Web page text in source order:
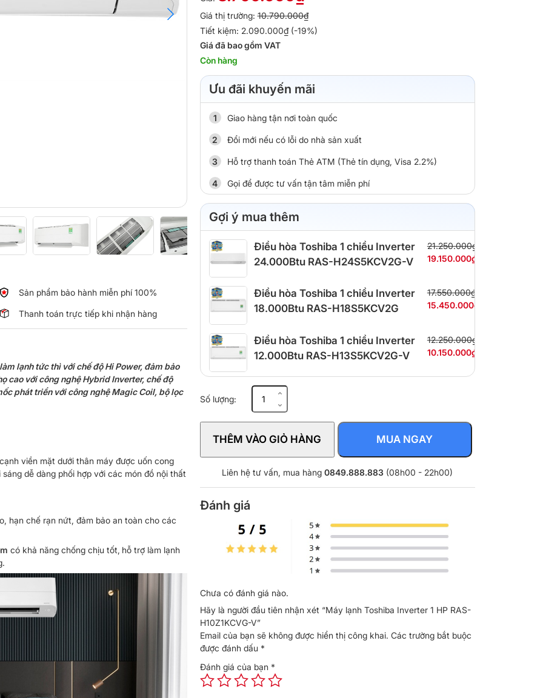
Sản phẩm bảo hành miễn phí 100%
Thanh toán trực tiếp khi nhận hàng
lạnh tức thì với chế độ Hi Power, đảm bảo
cao với công nghệ Hybrid Inverter, chế độ
phát triển với công nghệ Magic Coil, bộ lọc
viền mặt dưới thân máy được uốn cong
dễ dàng phối hợp với các món đồ nội thất
hạn chế rạn nứt, đảm bảo an toàn cho các
có khả năng chống chịu tốt, hỗ trợ làm lạnh
Giá thị trường:10.790.000₫
Tiết kiệm: 2.090.000₫ (-19%)
Giá đã bao gồm VAT
Còn hàng
Ưu đãi khuyến mãi
Giao hàng tận nơi toàn quốc
Đổi mới nếu có lỗi do nhà sản xuất
Hỗ trợ thanh toán Thẻ ATM (Thẻ tín dụng, Visa 2.2%)
Gọi để được tư vấn tận tâm miễn phí
Gợi ý mua thêm
Điều hòa Toshiba 1 chiều Inverter
24.000Btu RAS-H24S5KCV2G-V
21.250.000₫
19.150.000₫
Điều hòa Toshiba 1 chiều Inverter
18.000Btu RAS-H18S5KCV2G
17.550.000₫
15.450.000₫
Điều hòa Toshiba 1 chiều Inverter
12.000Btu RAS-H13S5KCV2G-V
12.250.000₫
10.150.000₫
Số lượng:
Máy
lạnh
1
HP
RAS-
H10Z1KCVG-
số
THÊM VÀO GIỎ HÀNG MUA NGAY
Liên hệ tư vấn, mua hàng 0849.888.883 (08h00 - 22h00)
Đánh giá
Chưa có đánh giá nào.
Hãy là người đầu tiên nhận xét “Máy lạnh Toshiba Inverter 1 HP RAS-
H10Z1KCVG-V”
Email của bạn sẽ không được hiển thị công khai. Các trường bắt buộc
được đánh dấu *
Đánh giá của bạn *